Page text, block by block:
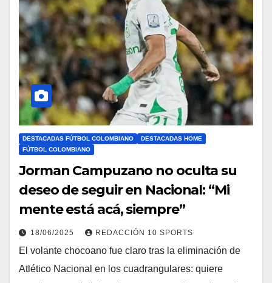
DESTACADAS FÚTBOL COLOMBIANO
DESTACADAS HOME
FÚTBOL COLOMBIANO
Jorman Campuzano no oculta su
deseo de seguir en Nacional: “Mi
mente está acá, siempre”
18/06/2025 REDACCIÓN 10 SPORTS
El volante chocoano fue claro tras la eliminación de
Atlético Nacional en los cuadrangulares: quiere